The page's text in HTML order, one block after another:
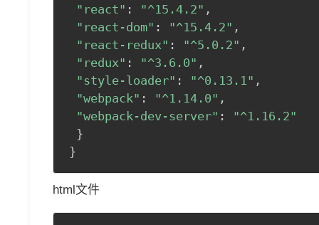
"react" : "^15.4.2" ,
"react-dom" : "^15.4.2" ,
"react-redux" : "^5.0.2" ,
"redux" : "^3.6.0" ,
"style-loader" : "^0.13.1" ,
"webpack" : "^1.14.0" ,
"webpack-dev-server" :
"^1.16.2"
}
}
html文件